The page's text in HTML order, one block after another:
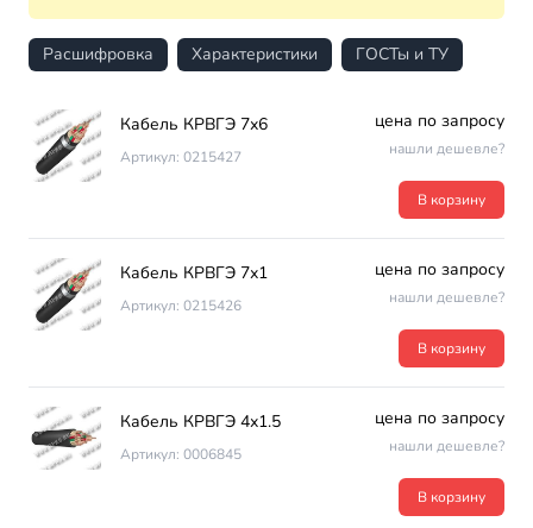
Расшифровка Характеристики ГОСТы и ТУ
Кабель КРВГЭ 7х6
Артикул: 0215427
цена по запросу
нашли дешевле?
В корзину
Кабель КРВГЭ 7х1
Артикул: 0215426
цена по запросу
нашли дешевле?
В корзину
Кабель КРВГЭ 4х1.5
Артикул: 0006845
цена по запросу
нашли дешевле?
В корзину